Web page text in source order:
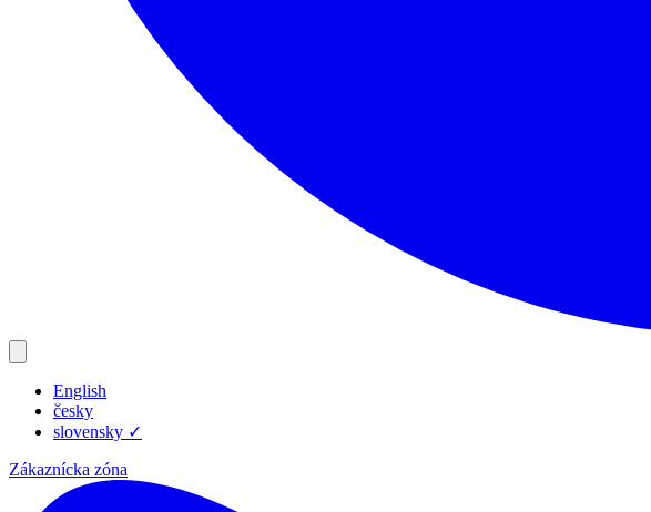
Produkty
English
česky
slovensky ✓
Zákaznícka zóna